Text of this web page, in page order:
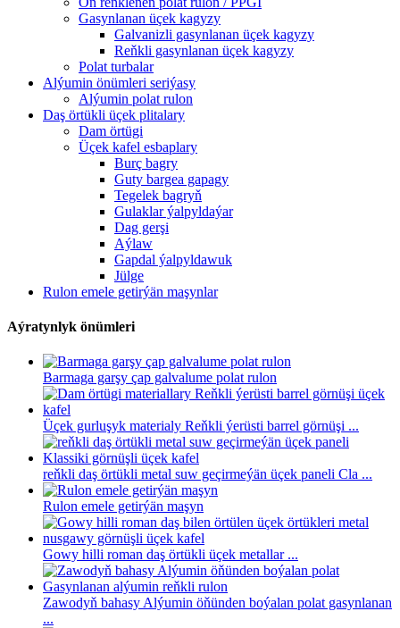
Gasynlanan üçek kagyzy
Galvanizli gasynlanan üçek kagyzy
Reňkli gasynlanan üçek kagyzy
Polat turbalar
Alýumin önümleri seriýasy
Alýumin polat rulon
Daş örtükli üçek plitalary
Dam örtügi
Üçek kafel esbaplary
Burç bagry
Guty bargea gapagy
Tegelek bagryň
Gulaklar ýalpyldaýar
Dag gerşi
Aýlaw
Gapdal ýalpyldawuk
Jülge
Rulon emele getirýän maşynlar
Aýratynlyk önümleri
Barmaga garşy çap galvalume polat rulon
Üçek gurluşyk materialy Reňkli ýerüsti barrel görnüşi ...
reňkli daş örtükli metal suw geçirmeýän üçek paneli Cla ...
Rulon emele getirýän maşyn
Gowy hilli roman daş örtükli üçek metallar ...
Zawodyň bahasy Alýumin öňünden boýalan polat gasynlanan
...